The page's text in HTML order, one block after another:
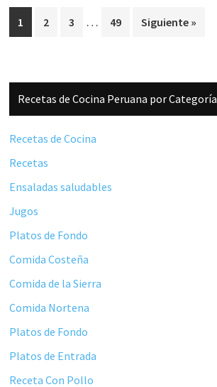
Página
1 Página
2 Página
3
Páginas
… Página
49 Siguiente »
Barra
lateral
principal
Recetas de Cocina Peruana por Categoría
Recetas de Cocina
Recetas
Ensaladas saludables
Jugos
Platos de Fondo
Comida Costeña
Comida de la Sierra
Comida Nortena
Platos de Fondo
Platos de Entrada
Receta Con Pollo